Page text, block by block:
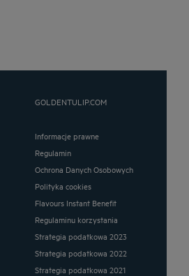
GOLDENTULIP.COM
Informacje prawne
Regulamin
Ochrona Danych Osobowych
Polityka cookies
Flavours Instant Benefit
Regulaminu korzystania
Strategia podatkowa 2023
Strategia podatkowa 2022
Strategia podatkowa 2021